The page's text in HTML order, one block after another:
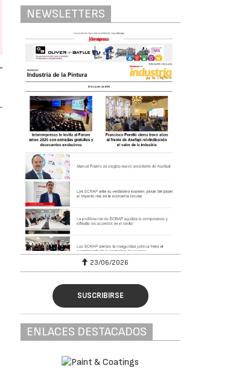
NEWSLETTERS
23/06/2026
SUSCRIBIRSE
ENLACES DESTACADOS